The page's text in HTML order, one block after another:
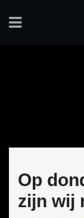
Op
zijn wij